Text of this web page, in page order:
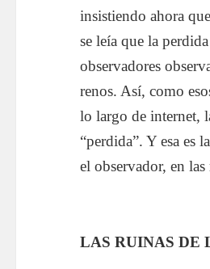
insistiendo ahora
se leía que la
observadores
renos. Así, como
lo largo de internet,
“perdida”. Y esa es
el observador, en
LAS RUINAS DE